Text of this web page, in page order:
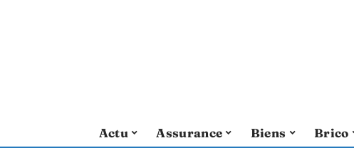
Actu Assurance Biens Brico